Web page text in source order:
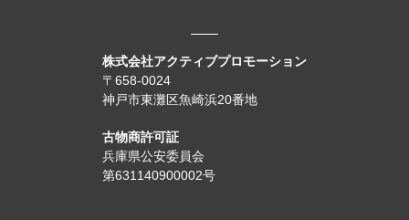
株式会社アクティブプロモーション
〒658-0024
神戸市東灘区魚崎浜20番地
古物商許可証
兵庫県公安委員会
第631140900002号